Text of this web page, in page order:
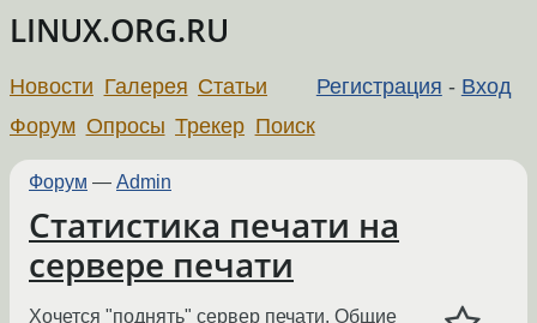
LINUX.ORG.RU
Регистрация - Вход
Новости Галерея Статьи
Форум Опросы Трекер Поиск
Форум — Admin
Статистика печати на
сервере печати
Хочется "поднять" сервер печати. Общие